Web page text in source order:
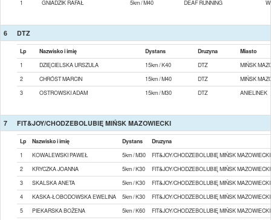
1
GNIADZIK RAFAŁ 5km / M40 DEAF RUNNING
6 DTZ
Lp Nazwisko i imię Dystans Druzyna
Miasto
1
DZIĘCIELSKA URSZULA 15km / K40 DTZ
MIŃSK
2
CHRÓST MARCIN 15km / M40 DTZ
MIŃSK
3
OSTROWSKI ADAM 15km / M30 DTZ ANIELINEK
7 FIT&JOY/CHODZEBOLUBIĘ MIŃSK MAZOWIECKI
Lp Nazwisko i imię Dystans
Druzyna
1
KOWALEWSKI PAWEŁ 5km / M30
FIT&JOY/CHODZEBOLUBIĘ MIŃSK MAZOWIECKI
2
KRYCZKA JOANNA 5km / K30
FIT&JOY/CHODZEBOLUBIĘ MIŃSK MAZOWIECKI
3
SKALSKA ANETA 5km / K30
FIT&JOY/CHODZEBOLUBIĘ MIŃSK MAZOWIECKI
4
KASKA-ŁOBODOWSKA EWELINA 5km / K30
FIT&JOY/CHODZEBOLUBIĘ MIŃSK MAZOWIECKI
5
PIEKARSKA BOŻENA 5km / K60
FIT&JOY/CHODZEBOLUBIĘ MIŃSK MAZOWIECKI